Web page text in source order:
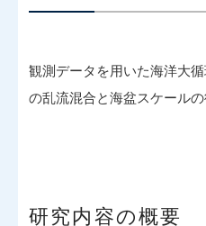
観測データを用いた海洋大
の乱流混合と海盆スケール
研究内容の概要